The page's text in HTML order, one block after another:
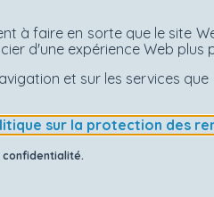
à faire en sorte que le site
d'une expérience Web plus
et sur les services que
sur la protection des
confidentialité.